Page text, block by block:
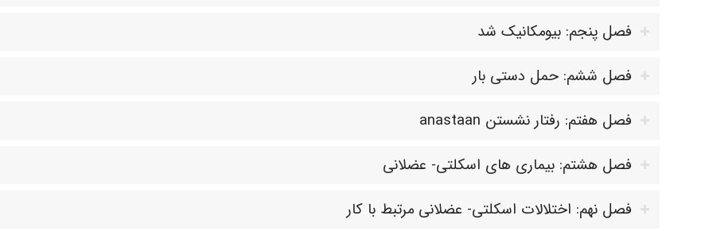
فصل پنجم: بیومکانیک شد
فصل ششم: حمل دستی بار
فصل هفتم: رفتار نشستن anastaan
فصل هشتم: بیماری های اسکلتی- عضلانی
فصل نهم: اختلالات اسکلتی- عضلانی مرتبط با کار